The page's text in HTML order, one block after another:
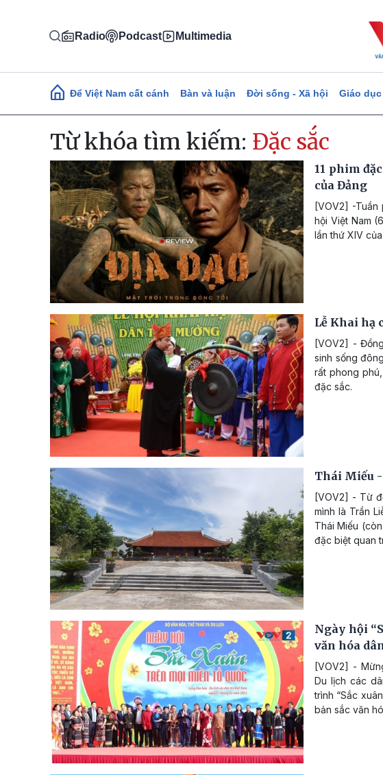
Radio Podcast Multimedia
Main navigation
Để Việt Nam cất cánh Bàn và luận Đời sống - Xã hội Giáo dục
Từ khóa tìm kiếm: Đặc sắc
11 phim
của Đảng
[VOV2] -Tuần
hội Việt Nam
lần thứ XIV
Lễ Khai hạ
[VOV2] -
sinh sống
rất phong
đặc sắc.
Thái Miếu
[VOV2] - Từ
mình là Trần
Thái Miếu
đặc biệt quan
Ngày hội
văn hóa
[VOV2] -
Du lịch các
trình “Sắc
bản sắc văn